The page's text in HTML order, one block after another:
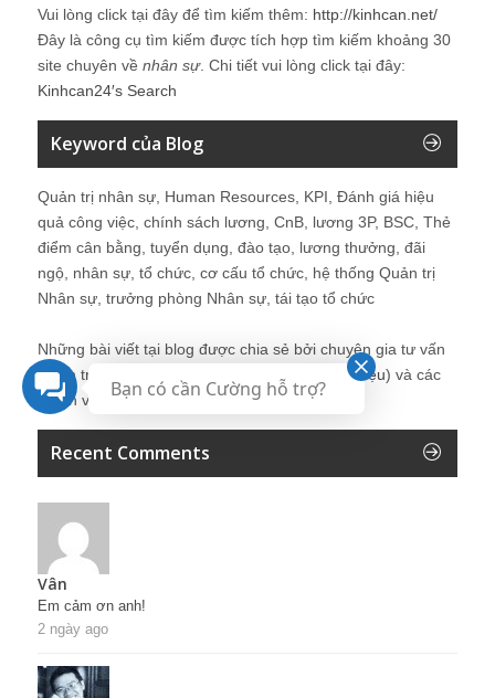
Vui lòng click tại đây để tìm kiếm thêm: http://kinhcan.net/
Đây là công cụ tìm kiếm được tích hợp tìm kiếm khoảng 30
site chuyên về nhân sự. Chi tiết vui lòng click tại đây:
Kinhcan24′s Search
Keyword của Blog
Quản trị nhân sự, Human Resources, KPI, Đánh giá hiệu
quả công việc, chính sách lương, CnB, lương 3P, BSC, Thẻ
điểm cân bằng, tuyển dụng, đào tạo, lương thưởng, đãi
ngộ, nhân sự, tổ chức, cơ cấu tổ chức, hệ thống Quản trị
Nhân sự, trưởng phòng Nhân sự, tái tạo tổ chức
Những bài viết tại blog được chia sẻ bởi chuyên gia tư vấn
Quản trị Nhân sự Nguyễn Hùng Cường (
giới thiệu) và các
thành viên khác trong cộng đồng Nhân sự.
Recent Comments
Vân
Em cảm ơn anh!
2 ngày ago
Bạn có cần Cường hỗ trợ?